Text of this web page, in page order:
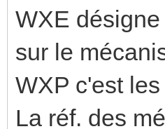
WXE
sur le
WXP c'est
La réf. des